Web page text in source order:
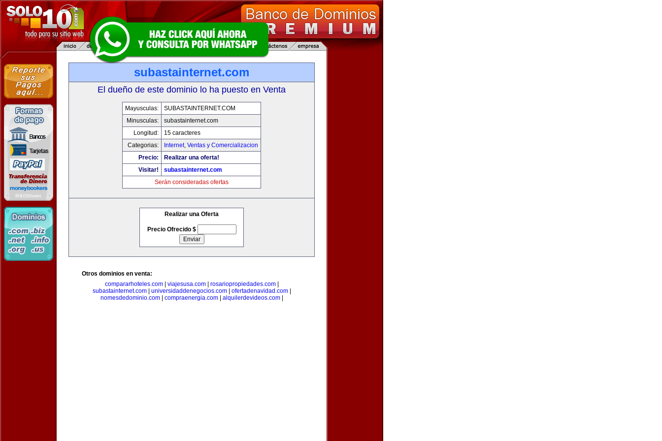
subastainternet.com
El dueño de este dominio lo ha puesto en Venta
Mayusculas:
SUBASTAINTERNET.COM
Minusculas:
subastainternet.com
Longitud:
15 caracteres
Categorias:
Internet, Ventas y Comercializacion
Precio:
Realizar una oferta!
Visitar!
subastainternet.com
Serán consideradas ofertas
Realizar una Oferta
Precio Ofrecido $
Otros dominios en venta:
compararhoteles.com| viajesusa.com| rosariopropiedades.com|
subastainternet.com| universidaddenegocios.com| ofertadenavidad.com|
nomesdedominio.com| compraenergia.com| alquilerdevideos.com|